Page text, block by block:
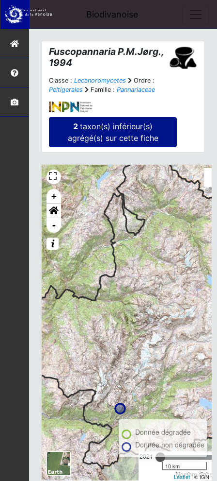
Biodivanoise
FuscopannariaP.M.Jørg.,
1994
Classe : Lecanoromycetes
Ordre :
Peltigerales
Famille : Pannariaceae
2taxon(s) inférieur(s)
agrégé(s) sur cette fiche
+
-
2021
Nombre
Donnée dégradée
Donnée non dégradée
10 km
Leaflet| © IGN